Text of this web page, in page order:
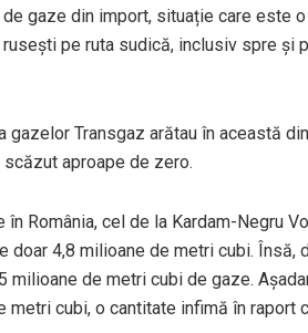
gaze din import, situație care este
pe ruta sudică, inclusiv spre și
Transgaz arătau în această
aproape de zero.
România, cel de la Kardam-Negru
doar 4,8 milioane de metri cubi. Însă,
milioane de metri cubi de gaze.
cubi, o cantitate infimă în raport